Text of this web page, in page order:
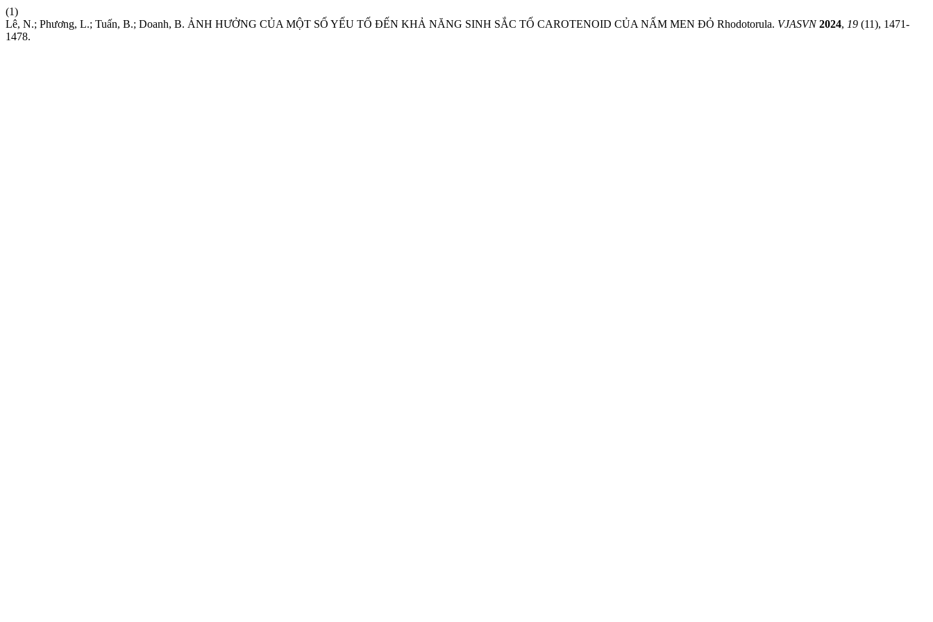
(1)
Lê, N.; Phương, L.; Tuấn, B.; Doanh, B. ẢNH HƯỞNG CỦA MỘT SỐ YẾU TỐ ĐẾN KHẢ NĂNG SINH SẮC TỐ CAROTENOID CỦA NẤM MEN ĐỎ Rhodotorula. VJASVN 2024, 19 (11), 1471-
1478.